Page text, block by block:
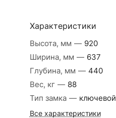
Характеристики
Высота, мм — 920
Ширина, мм — 637
Глубина, мм — 440
Вес, кг — 88
Тип замка — ключевой
Все характеристики